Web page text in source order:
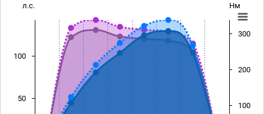
л.с. Нм
50
100
100
200
300